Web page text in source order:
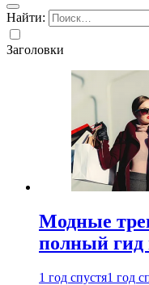
Найти:
Заголовки
Модные
полный гид
1 год спустя1 год